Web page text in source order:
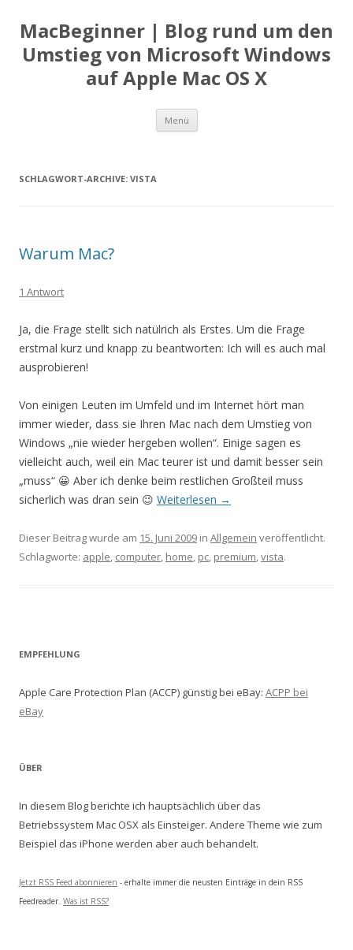
MacBeginner | Blog rund um den
Umstieg von Microsoft Windows
auf Apple Mac OS X
Menü Zum
springen
SCHLAGWORT-ARCHIVE: VISTA
Warum Mac?
1 Antwort
Ja, die Frage stellt sich natülrich als Erstes. Um die Frage
erstmal kurz und knapp zu beantworten: Ich will es auch mal
ausprobieren!
Von einigen Leuten im Umfeld und im Internet hört man
immer wieder, dass sie Ihren Mac nach dem Umstieg von
Windows „nie wieder hergeben wollen“. Einige sagen es
vielleicht auch, weil ein Mac teurer ist und damit besser sein
„muss“ 😀 Aber ich denke beim restlichen Großteil muss
sicherlich was dran sein 😉 Weiterlesen →
Dieser Beitrag wurde am 15. Juni 2009 in Allgemein veröffentlicht.
Schlagworte: apple, computer, home, pc, premium,vista.
EMPFEHLUNG
Apple Care Protection Plan (ACCP) günstig bei eBay: ACPP bei
eBay
ÜBER
In diesem Blog berichte ich hauptsächlich über das
Betriebssystem Mac OSX als Einsteiger. Andere Theme wie zum
Beispiel das iPhone werden aber auch behandelt.
Jetzt RSS Feed abonnieren - erhalte immer die neusten Einträge in dein RSS
Feedreader. Was ist RSS?